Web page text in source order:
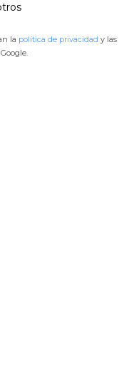
la política de privacidad y las